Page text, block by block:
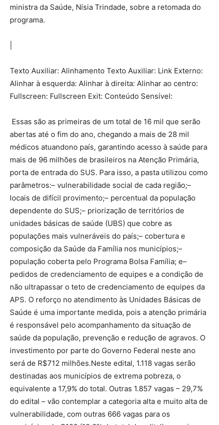
ministra da Saúde, Nísia Trindade, sobre a retomada do
programa.
Texto Auxiliar: Alinhamento Texto Auxiliar: Link Externo:
Alinhar à esquerda: Alinhar à direita: Alinhar ao centro:
Fullscreen: Fullscreen Exit: Conteúdo Sensível:
Essas são as primeiras de um total de 16 mil que serão
abertas até o fim do ano, chegando a mais de 28 mil
médicos atuandono país, garantindo acesso à saúde para
mais de 96 milhões de brasileiros na Atenção Primária,
porta de entrada do SUS. Para isso, a pasta utilizou como
parâmetros:– vulnerabilidade social de cada região;–
locais de difícil provimento;– percentual da população
dependente do SUS;– priorização de territórios de
unidades básicas de saúde (UBS) que cobre as
populações mais vulneráveis do país;– cobertura e
composição da Saúde da Família nos municípios;–
população coberta pelo Programa Bolsa Família; e–
pedidos de credenciamento de equipes e a condição de
não ultrapassar o teto de credenciamento de equipes da
APS. O reforço no atendimento às Unidades Básicas de
Saúde é uma importante medida, pois a atenção primária
é responsável pelo acompanhamento da situação de
saúde da população, prevenção e redução de agravos. O
investimento por parte do Governo Federal neste ano
será de R$712 milhões.Neste edital, 1.118 vagas serão
destinadas aos municípios de extrema pobreza, o
equivalente a 17,9% do total. Outras 1.857 vagas – 29,7%
do edital – vão contemplar a categoria alta e muito alta de
vulnerabilidade, com outras 666 vagas para os